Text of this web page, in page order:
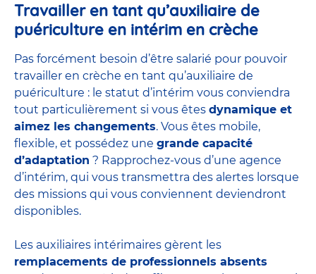
Travailler en tant qu’auxiliaire de
puériculture en intérim en crèche
Pas forcément besoin d’être salarié pour pouvoir
travailler en crèche en tant qu’auxiliaire de
puériculture : le statut d’intérim vous conviendra
tout particulièrement si vous êtes dynamique et
aimez les changements. Vous êtes mobile,
flexible, et possédez une grande capacité
d’adaptation ? Rapprochez-vous d’une agence
d’intérim, qui vous transmettra des alertes lorsque
des missions qui vous conviennent deviendront
disponibles.
Les auxiliaires intérimaires gèrent les
remplacements de professionnels absents